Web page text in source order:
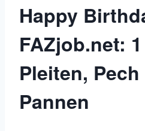
Happy
FAZjob.net:
Pleiten,
Pannen